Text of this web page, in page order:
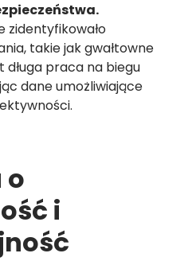
zidentyfikowało
takie jak gwałtowne
praca na biegu
dane umożliwiające
o
i